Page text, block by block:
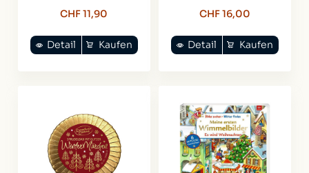
CHF 11,90
Kaufen
Detail
CHF 16,00
Kaufen
Detail